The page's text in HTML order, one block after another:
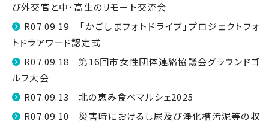
び外交官と中・高生のリモート交流会
R07.09.19 「かごしまフォトドライブ」プロジェクトフォ
トドラアワード認定式
R07.09.18 第16回市女性団体連絡協議会グラウンドゴ
ルフ大会
R07.09.13 北の恵み食べマルシェ2025
R07.09.10 災害時におけるし尿及び浄化槽汚泥等の収